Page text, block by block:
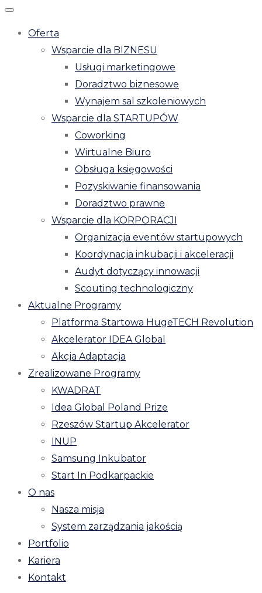
Oferta
Wsparcie dla BIZNESU
Usługi marketingowe
Doradztwo biznesowe
Wynajem sal szkoleniowych
Wsparcie dla STARTUPÓW
Coworking
Wirtualne Biuro
Obsługa księgowości
Pozyskiwanie finansowania
Doradztwo prawne
Wsparcie dla KORPORACJI
Organizacja eventów startupowych
Koordynacja inkubacji i akceleracji
Audyt dotyczący innowacji
Scouting technologiczny
Aktualne Programy
Platforma Startowa HugeTECH Revolution
Akcelerator IDEA Global
Akcja Adaptacja
Zrealizowane Programy
KWADRAT
Idea Global Poland Prize
Rzeszów Startup Akcelerator
INUP
Samsung Inkubator
Start In Podkarpackie
O nas
Nasza misja
System zarządzania jakością
Portfolio
Kariera
Kontakt